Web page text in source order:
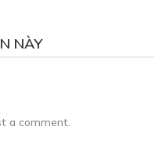
NÀY
a comment.